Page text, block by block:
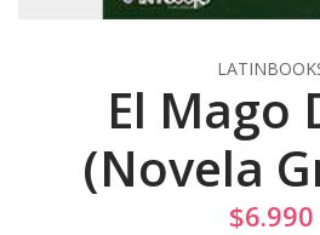
El Mago
(Novela
$6.990